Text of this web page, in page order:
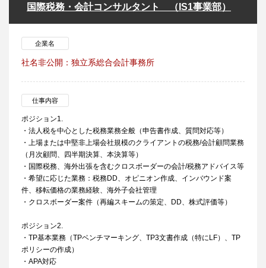
国際税務・会計コンサルタント （IS1事業部）
企業名
社名非公開：独立系総合会計事務所
仕事内容
ポジション1.
・法人税を中心とした税務業務全般（申告書作成、質問対応等）
・上場または中堅非上場会社規模のクライアントの税務/会計顧問業務
（月次顧問、四半期決算、本決算等）
・国際税務、海外出張を含むクロスボーダーの会計/税務アドバイス等
・希望に応じた業務：税務DD、オピニオン作成、インバウンド案
件、移転価格の業務経験、海外子会社管理
・クロスボーダー案件（再編スキームの策定、DD、株式評価等）
ポジション2.
・TP基本業務（TPベンチマーキング、TP3文書作成（特にLF）、TP
ポリシーの作成）
・APA対応